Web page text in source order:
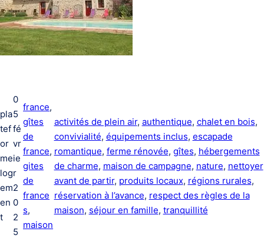
pla
tef
or
me
log
em
en
t
0
5
fé
vr
ie
r
2
0
2
5
france
gîtes
de
france
gites
de
france
s
maison
activités de plein air, authentique, chalet en bois
convivialité, équipements inclus, escapade
romantique, ferme rénovée, gîtes, hébergements
de charme, maison de campagne, nature, nettoyer
avant de partir, produits locaux, régions rurales
réservation à l’avance, respect des règles de la
maison, séjour en famille, tranquillité